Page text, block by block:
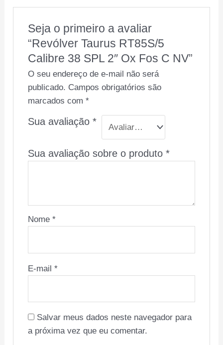
Seja o primeiro a avaliar
“Revólver Taurus RT85S/5
Calibre 38 SPL 2″ Ox Fos C NV”
O seu endereço de e-mail não será
publicado. Campos obrigatórios são
marcados com *
Sua avaliação *
Sua avaliação sobre o produto *
Nome *
E-mail *
Salvar meus dados neste navegador para
a próxima vez que eu comentar.